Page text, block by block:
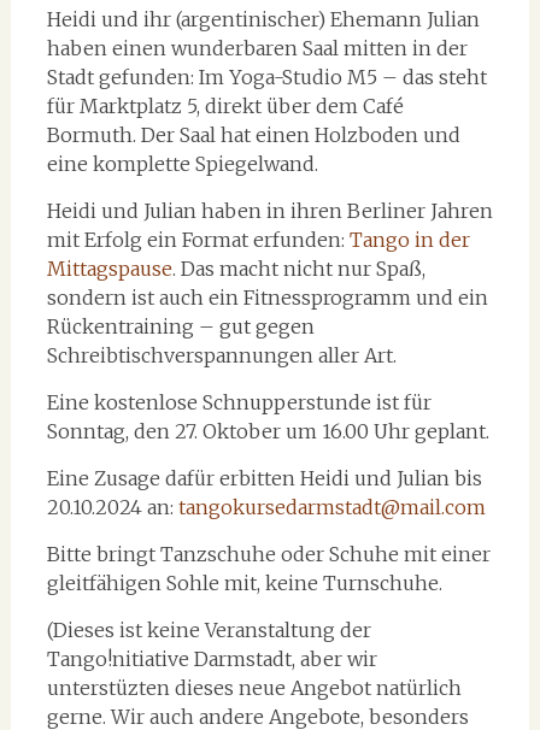
Heidi und ihr (argentinischer) Ehemann Julian
haben einen wunderbaren Saal mitten in der
Stadt gefunden: Im Yoga-Studio M5 – das steht
für Marktplatz 5, direkt über dem Café
Bormuth. Der Saal hat einen Holzboden und
eine komplette Spiegelwand.
Heidi und Julian haben in ihren Berliner Jahren
mit Erfolg ein Format erfunden: Tango in der
Mittagspause. Das macht nicht nur Spaß,
sondern ist auch ein Fitnessprogramm und ein
Rückentraining – gut gegen
Schreibtischverspannungen aller Art.
Eine kostenlose Schnupperstunde ist für
Sonntag, den 27. Oktober um 16.00 Uhr geplant.
Eine Zusage dafür erbitten Heidi und Julian bis
20.10.2024 an: tangokursedarmstadt@mail.com
Bitte bringt Tanzschuhe oder Schuhe mit einer
gleitfähigen Sohle mit, keine Turnschuhe.
(Dieses ist keine Veranstaltung der
Tango!nitiative Darmstadt, aber wir
unterstüzten dieses neue Angebot natürlich
gerne. Wir auch andere Angebote, besonders